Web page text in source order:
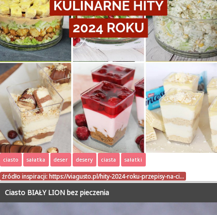
ciasto sałatka deser desery ciasta sałatki
źródło inspiracji: https://viagusto.pl/hity-2024-roku-przepisy-na-ci…
Ciasto BIAŁY LION bez pieczenia